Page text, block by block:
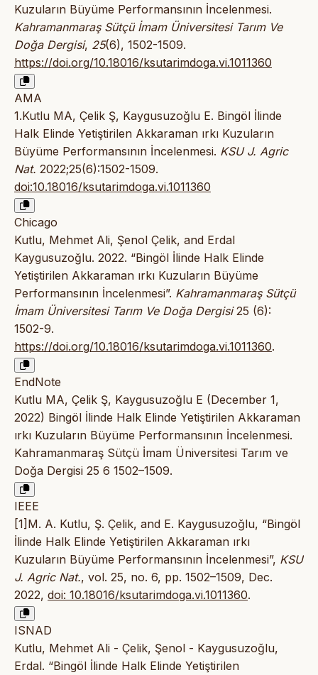
Kuzuların Büyüme Performansının İncelenmesi.
Kahramanmaraş Sütçü İmam Üniversitesi Tarım Ve
Doğa Dergisi, 25(6), 1502-1509.
https://doi.org/10.18016/ksutarimdoga.vi.1011360
AMA
1.Kutlu MA, Çelik Ş, Kaygusuzoğlu E. Bingöl İlinde
Halk Elinde Yetiştirilen Akkaraman ırkı Kuzuların
Büyüme Performansının İncelenmesi. KSU J. Agric
Nat. 2022;25(6):1502-1509.
doi:10.18016/ksutarimdoga.vi.1011360
Chicago
Kutlu, Mehmet Ali, Şenol Çelik, and Erdal
Kaygusuzoğlu. 2022. “Bingöl İlinde Halk Elinde
Yetiştirilen Akkaraman ırkı Kuzuların Büyüme
Performansının İncelenmesi”. Kahramanmaraş Sütçü
İmam Üniversitesi Tarım Ve Doğa Dergisi25 (6):
1502-9.
https://doi.org/10.18016/ksutarimdoga.vi.1011360.
EndNote
Kutlu MA, Çelik Ş, Kaygusuzoğlu E (December 1,
2022) Bingöl İlinde Halk Elinde Yetiştirilen Akkaraman
ırkı Kuzuların Büyüme Performansının İncelenmesi.
Kahramanmaraş Sütçü İmam Üniversitesi Tarım ve
Doğa Dergisi 25 6 1502–1509.
IEEE
[1]M. A. Kutlu, Ş. Çelik, and E. Kaygusuzoğlu, “Bingöl
İlinde Halk Elinde Yetiştirilen Akkaraman ırkı
Kuzuların Büyüme Performansının İncelenmesi”, KSU
J. Agric Nat., vol. 25, no. 6, pp. 1502–1509, Dec.
2022, doi: 10.18016/ksutarimdoga.vi.1011360.
ISNAD
Kutlu, Mehmet Ali - Çelik, Şenol - Kaygusuzoğlu,
Erdal. “Bingöl İlinde Halk Elinde Yetiştirilen